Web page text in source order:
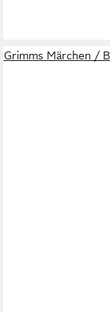
Grimms Märchen /